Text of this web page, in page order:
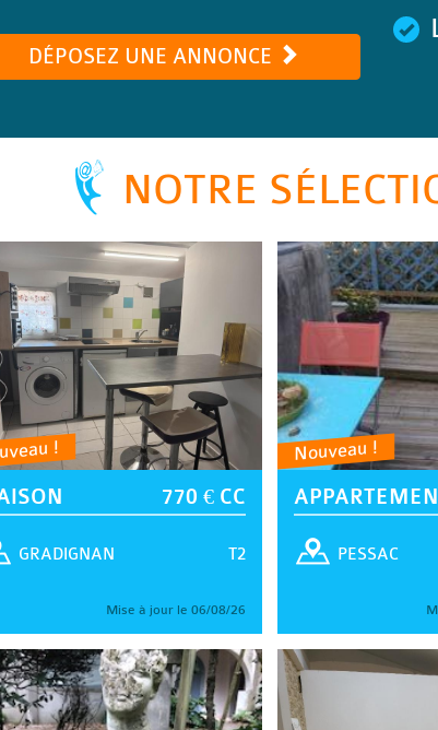
DÉPOSEZ UNE ANNONCE
NOTRE
!
770 € CC
T2
GRADIGNAN
Mise à jour le 06/08/26
Nouveau !
PESSAC